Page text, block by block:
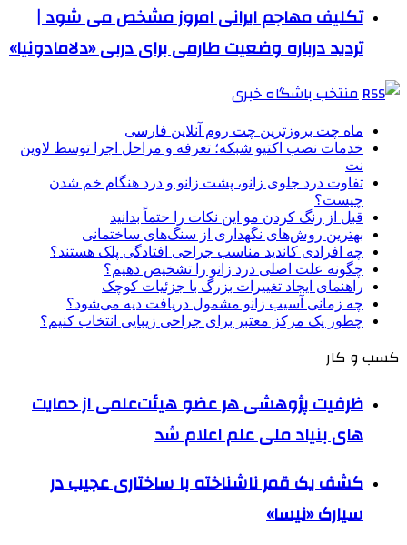
تکلیف مهاجم ایرانی امروز مشخص می شود |
تردید درباره وضعیت طارمی برای دربی «دلامادونیا»
منتخب باشگاه خبری
ماه چت بروزترین چت روم آنلاین فارسی
خدمات نصب اکتیو شبکه؛ تعرفه و مراحل اجرا توسط لاوین
نت
تفاوت درد جلوی زانو، پشت زانو و درد هنگام خم شدن
چیست؟
قبل از رنگ کردن مو این نکات را حتماً بدانید
بهترین روش‌های نگهداری از سنگ‌های ساختمانی
چه افرادی کاندید مناسب جراحی افتادگی پلک هستند؟
چگونه علت اصلی درد زانو را تشخیص دهیم؟
راهنمای ایجاد تغییرات بزرگ با جزئیات کوچک
چه زمانی آسیب زانو مشمول دریافت دیه می‌شود؟
چطور یک مرکز معتبر برای جراحی زیبایی انتخاب کنیم؟
کسب و کار
ظرفیت پژوهشی هر عضو هیئت‌علمی از حمایت
های بنیاد ملی علم اعلام شد
کشف یک قمر ناشناخته با ساختاری عجیب در
سیارک «نیسا»